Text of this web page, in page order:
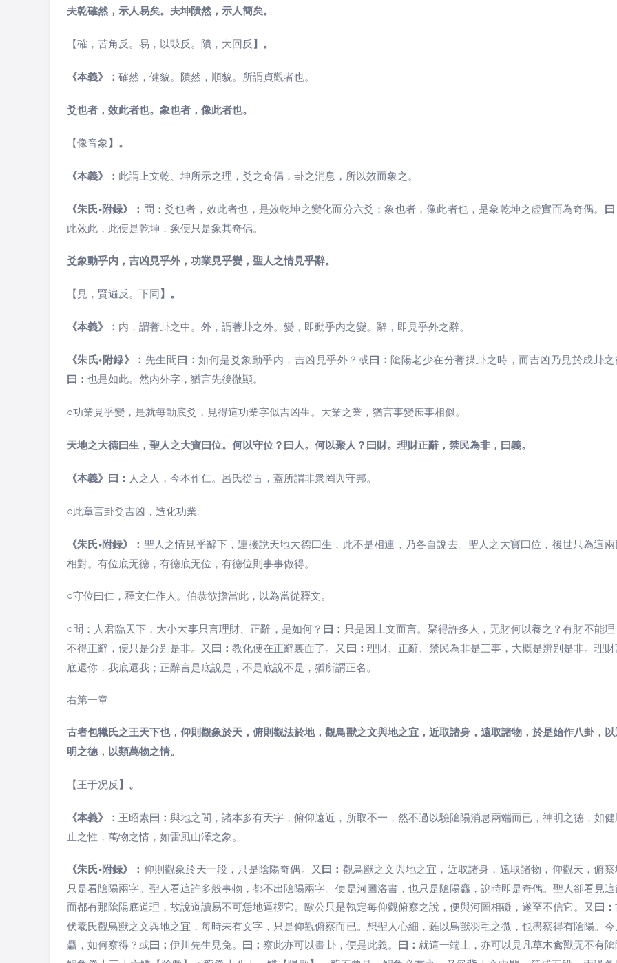
夫乾確然，示人易矣。夫坤隤然，示人簡矣。
【確，苦角反。易，以䜴反。隤，大回反】。
《本義》： 確然，健貌。隤然，順貌。所謂貞觀者也。
爻也者，效此者也。象也者，像此者也。
【像音象】。
《本義》： 此謂上文乾、坤所示之理，爻之奇偶，卦之消息，所以效而象之。
《朱氏•附録》： 問：爻也者，效此者也，是效乾坤之變化而分六爻；象也者，像此者也，是象乾坤之虚實而為奇偶。
此效此，此便是乾坤，象便只是象其奇偶。
爻象動乎内，吉凶見乎外，功業見乎變，聖人之情見乎辭。
【見，賢遍反。下同】。
《本義》： 内，謂蓍卦之中。外，謂蓍卦之外。變，即動乎内之變。辭，即見乎外之辭。
《朱氏•附録》： 先生問曰：如何是爻象動乎内，吉凶見乎外？或曰：隂陽老少在分蓍揲卦之時，而吉凶乃見於成卦
曰： 也是如此。然内外字，猶言先後微顯。
○功業見乎變，是就每動㡳爻，見得這功業字似吉凶生。大業之業，猶言事變庶事相似。
天地之大德曰生，聖人之大寶曰位。何以守位？曰人。何以聚人？曰財。理財正辭，禁民為非，曰義。
《本義》曰： 人之人，今本作仁。呂氏從古，蓋所謂非衆罔與守邦。
○此章言卦爻吉凶，造化功業。
《朱氏•附録》： 聖人之情見乎辭下，連接說天地大德曰生，此不是相連，乃各自說去。聖人之大寶曰位，後世只為這
相對。有位底无德，有德底无位，有德位則事事做得。
○守位曰仁，釋文仁作人。伯恭欲擔當此，以為當從釋文。
○問：人君臨天下，大小大事只言理財、正辭，是如何？ 曰： 只是因上文而言。聚得許多人，无財何以養之？有財不能
不得正辭，便只是分别是非。又曰：教化便在正辭裏面了。又 曰： 理財、正辭、禁民為非是三事，大概是辨别是非。理
底還你，我底還我；正辭言是底說是，不是底說不是，猶所謂正名。
右第一章
古者包犧氏之王天下也，仰則觀象於天，俯則觀法於地，觀鳥獸之文與地之宜，近取諸身，遠取諸物，於是始作八卦，
明之德，以類萬物之情。
【王于况反】。
《本義》： 王昭素曰：與地之間，諸本多有天字，俯仰遠近，所取不一，然不過以驗隂陽消息兩端而已，神明之德，如
止之性，萬物之情，如雷風山澤之象。
《朱氏•附録》： 仰則觀象於天一段，只是隂陽奇偶。又曰： 觀鳥獸之文與地之宜，近取諸身，遠取諸物，仰觀天，俯
只是看隂陽兩字。聖人看這許多般事物，都不出隂陽兩字。便是河圖洛書，也只是隂陽麤，說時即是奇偶。聖人卻看見
面都有那隂陽底道理，故說道讀易不可恁地逼桚它。歐公只是執定每仰觀俯察之說，便與河圖相礙，遂至不信它。又曰：
伏羲氏觀鳥獸之文與地之宜，每時未有文字，只是仰觀俯察而已。想聖人心細，雖以鳥獸羽毛之微，也盡察得有隂陽。
麤，如何察得？或曰：伊川先生見兔。 曰：察此亦可以畫卦，便是此義。 曰： 就這一端上，亦可以見凡草木禽獸无不有